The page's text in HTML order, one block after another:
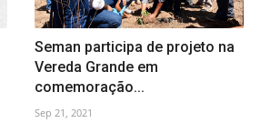
Seman participa de projeto na
Vereda Grande em
comemoração...
Sep 21, 2021